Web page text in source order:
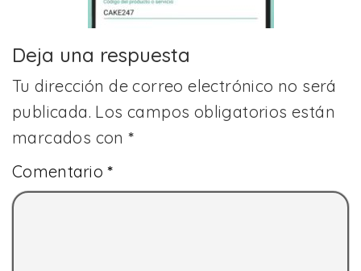
Deja una respuesta
Tu dirección de correo electrónico no será
publicada. Los campos obligatorios están
marcados con*
Comentario*